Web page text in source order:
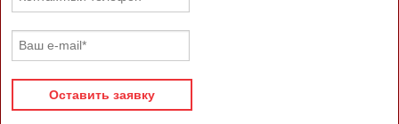
Оставить заявку